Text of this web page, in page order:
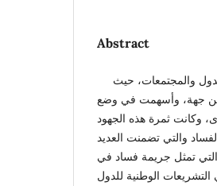
Abstract
من جهة، وأسهمت في وضع
وكانت ثمرة هذه الجهود
والتي تضمنت العديد
تمثل جريمة فساد في
التشريعات الوطنية للدول